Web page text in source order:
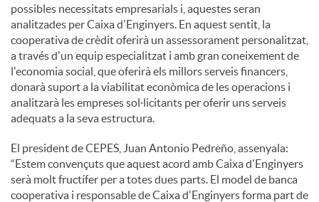
possibles necessitats empresarials i, aquestes seran
analitzades per Caixa d'Enginyers. En aquest sentit, la
cooperativa de crèdit oferirà un assessorament personalitzat,
a través d'un equip especialitzat i amb gran coneixement de
l'economia social, que oferirà els millors serveis financers,
donarà suport a la viabilitat econòmica de les operacions i
analitzarà les empreses sol·licitants per oferir uns serveis
adequats a la seva estructura.
El president de CEPES, Juan Antonio Pedreño, assenyala:
“Estem convençuts que aquest acord amb Caixa d'Enginyers
serà molt fructífer per a totes dues parts. El model de banca
cooperativa i responsable de Caixa d'Enginyers forma part de